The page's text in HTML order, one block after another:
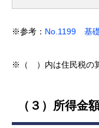
※参考： No.1199 基礎
※（ ）内は住民税の
（３）所得金